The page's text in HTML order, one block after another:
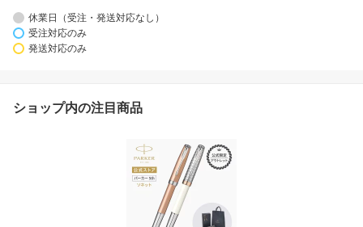
休業日（受注・発送対応なし）
受注対応のみ
発送対応のみ
ショップ内の注目商品